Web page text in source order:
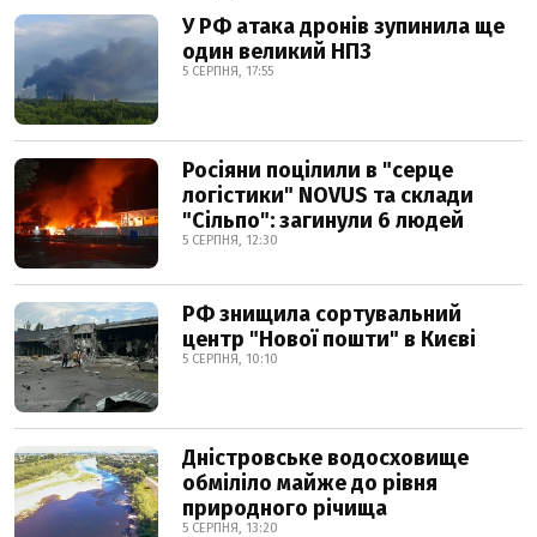
У РФ атака дронів зупинила ще
один великий НПЗ
5 СЕРПНЯ, 17:55
Росіяни поцілили в "серце
логістики" NOVUS та склади
"Сільпо": загинули 6 людей
5 СЕРПНЯ, 12:30
РФ знищила сортувальний
центр "Нової пошти" в Києві
5 СЕРПНЯ, 10:10
Дністровське водосховище
обміліло майже до рівня
природного річища
5 СЕРПНЯ, 13:20